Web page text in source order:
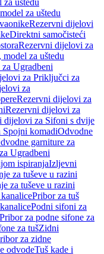
uštedu
za uštedu
Rezervni dijelovi
Direktni samočisteći
Rezervni dijelovi za
za uštedu
Ugradbeni
za Priključci za
za
Rezervni dijelovi za
Rezervni dijelovi za
dijelovi za Sifoni s dvije
komadiOdvodne
garniture za
Ugradbeni
ispiranjaIzljevni
za tuševe u razini
za tuševe u razini
Pribor za tuš
Podni sifoni za
Pribor za podne sifone za
za tušZidni
za zidne
odvodeTuš kade i